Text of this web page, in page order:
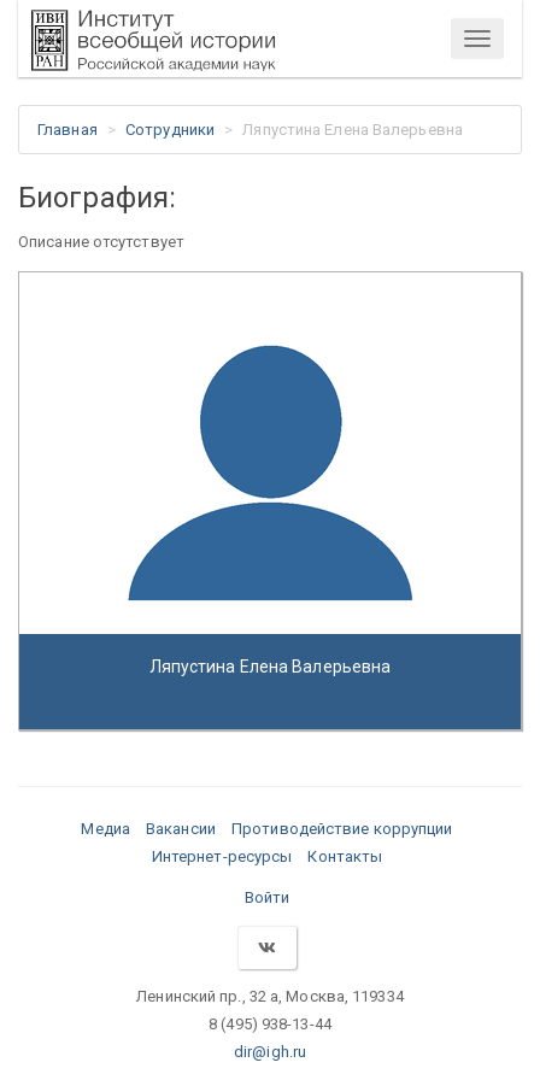
Меню
Главная Сотрудники Ляпустина Елена Валерьевна
Биография:
Описание отсутствует
Ляпустина Елена Валерьевна
Медиа Вакансии
Противодействие коррупции
Интернет-ресурсы
Контакты
Войти
Ленинский пр., 32 а, Москва, 119334
8 (495) 938-13-44
dir@igh.ru